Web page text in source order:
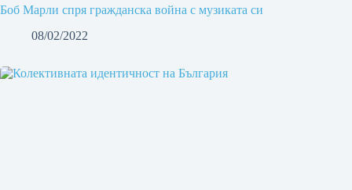
Боб Марли спря гражданска война с музиката си
08/02/2022